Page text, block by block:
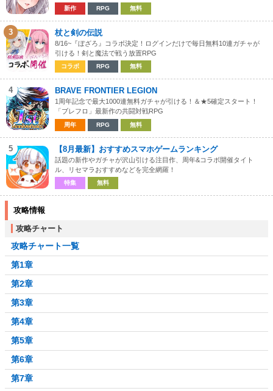
新作 RPG 無料
3 杖と剣の伝説
8/16~『ぼざろ』コラボ決定！ログインだけで毎日無料10連ガチャが
引ける！剣と魔法で戦う放置RPG
コラボ RPG 無料
4 BRAVE FRONTIER LEGION
1周年記念で最大1000連無料ガチャが引ける！＆★5確定スタート！
「ブレフロ」最新作の共闘対戦RPG
周年 RPG 無料
5 【8月最新】おすすめスマホゲームランキング
話題の新作やガチャが沢山引ける注目作、周年&コラボ開催タイト
ル、リセマラおすすめなどを完全網羅！
特集 無料
攻略情報
攻略チャート
攻略チャート一覧
第1章
第2章
第3章
第4章
第5章
第6章
第7章